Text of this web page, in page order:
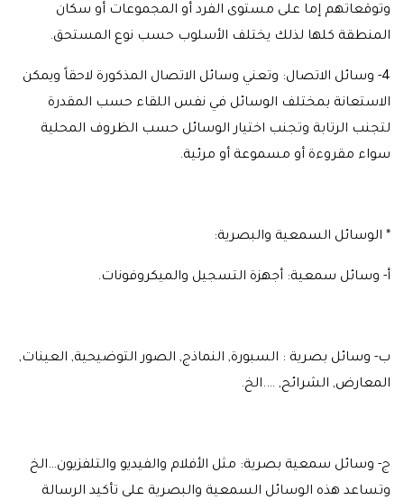
وتوقعاتهم إما على مستوى الفرد أو المجموعات أو سكان
المنطقة كلها لذلك يختلف الأسلوب حسب نوع المستحق.
4- وسائل الاتصال: وتعني وسائل الاتصال المذكورة لاحقاً ويمكن
الاستعانة بمختلف الوسائل في نفس اللقاء حسب المقدرة
لتجنب الرتابة وتجنب اختيار الوسائل حسب الظروف المحلية
سواء مقروءة أو مسموعة أو مرئية.
* الوسائل السمعية والبصرية:
أ‌- وسائل سمعية: أجهزة التسجيل والميكروفونات.
ب- وسائل بصرية : السبورة, النماذج, الصور التوضيحية, العينات,
المعارض, الشرائح, ….الخ.
ج- وسائل سمعية بصرية: مثل الأفلام والفيديو والتلفزيون…الخ
وتساعد هذه الوسائل السمعية والبصرية على تأكيد الرسالة